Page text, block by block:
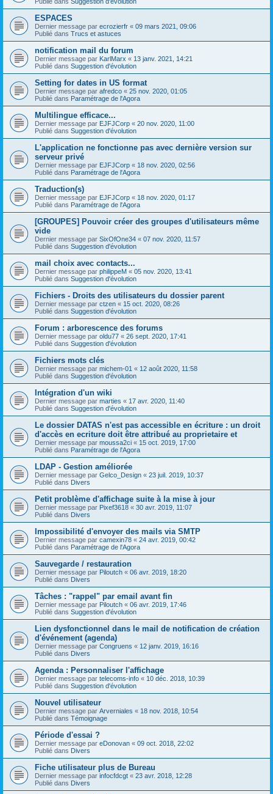
ESPACES
Dernier message par ecrozierfr « 09 mars 2021, 09:06
Publié dans Trucs et astuces
notification mail du forum
Dernier message par KarlMarx « 13 janv. 2021, 14:21
Publié dans Suggestion d'évolution
Setting for dates in US format
Dernier message par afredco « 25 nov. 2020, 01:05
Publié dans Paramétrage de l'Agora
Multilingue efficace...
Dernier message par EJFJCorp « 20 nov. 2020, 11:00
Publié dans Suggestion d'évolution
L'application ne fonctionne pas avec dernière version sur
serveur privé
Dernier message par EJFJCorp « 18 nov. 2020, 02:56
Publié dans Paramétrage de l'Agora
Traduction(s)
Dernier message par EJFJCorp « 18 nov. 2020, 01:17
Publié dans Paramétrage de l'Agora
[GROUPES] Pouvoir créer des groupes d'utilisateurs même
vide
Dernier message par SixOfOne34 « 07 nov. 2020, 11:57
Publié dans Suggestion d'évolution
mail choix avec contacts...
Dernier message par philippeM « 05 nov. 2020, 13:41
Publié dans Suggestion d'évolution
Fichiers - Droits des utilisateurs du dossier parent
Dernier message par ctzen « 15 oct. 2020, 08:26
Publié dans Suggestion d'évolution
Forum : arborescence des forums
Dernier message par oldu77 « 26 sept. 2020, 17:41
Publié dans Suggestion d'évolution
Fichiers mots clés
Dernier message par michem-01 « 12 août 2020, 11:58
Publié dans Suggestion d'évolution
Intégration d'un wiki
Dernier message par marties « 17 avr. 2020, 11:40
Publié dans Suggestion d'évolution
Le dossier DATAS n'est pas accessible en écriture : un droit
d'accès en ecriture doit être attribué au proprietaire et
Dernier message par moussa2ci « 15 oct. 2019, 17:00
Publié dans Paramétrage de l'Agora
LDAP - Gestion améliorée
Dernier message par Gelco_Design « 23 juil. 2019, 10:37
Publié dans Divers
Petit problème d'affichage suite à la mise à jour
Dernier message par Pixef3618 « 30 avr. 2019, 11:07
Publié dans Divers
Impossibilité d'envoyer des mails via SMTP
Dernier message par camexin78 « 24 avr. 2019, 00:42
Publié dans Paramétrage de l'Agora
Sauvegarde / restauration
Dernier message par Piloutch « 06 avr. 2019, 18:20
Publié dans Divers
Tâches : "rappel" par email avant fin
Dernier message par Piloutch « 06 avr. 2019, 17:46
Publié dans Suggestion d'évolution
Lien dysfonctionnel dans le mail de notification de création
d'événement (agenda)
Dernier message par Congruens « 12 janv. 2019, 16:16
Publié dans Divers
Agenda : Personnaliser l'affichage
Dernier message par telecoms-info « 10 déc. 2018, 10:39
Publié dans Suggestion d'évolution
Nouvel utilisateur
Dernier message par Arverniales « 18 nov. 2018, 10:54
Publié dans Témoignage
Période d'essai ?
Dernier message par eDonovan « 09 oct. 2018, 22:02
Publié dans Divers
Fiche utilisateur plus de Bureau
Dernier message par infocfdcgt « 23 avr. 2018, 12:28
Publié dans Divers